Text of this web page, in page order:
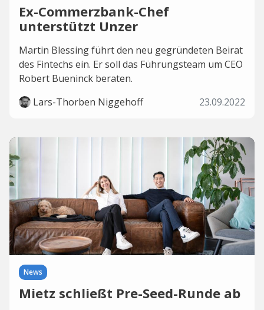
Ex-Commerzbank-Chef
unterstützt Unzer
Martin Blessing führt den neu gegründeten Beirat
des Fintechs ein. Er soll das Führungsteam um CEO
Robert Bueninck beraten.
Lars-Thorben Niggehoff
23.09.2022
News
Mietz schließt Pre-Seed-Runde ab